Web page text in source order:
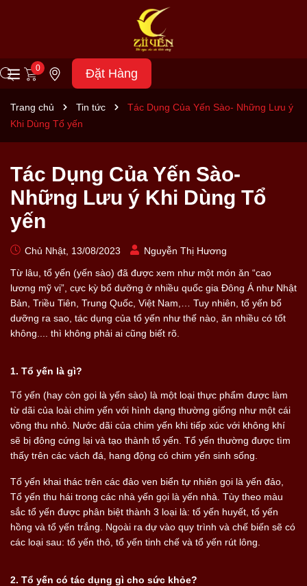
0 Đặt Hàng
Trang chủ Tin tức
Tác Dụng Của Yến Sào- Những Lưu ý
Khi Dùng Tổ yến
Tác Dụng Của Yến Sào-
Những Lưu ý Khi Dùng Tổ
yến
Chủ Nhật, 13/08/2023
Nguyễn Thị Hương
Từ lâu, tổ yến (yến sào) đã được xem như một món ăn “cao
lương mỹ vị”, cực kỳ bổ dưỡng ở nhiều quốc gia Đông Á như Nhật
Bản, Triều Tiên, Trung Quốc, Việt Nam,… Tuy nhiên, tổ yến bổ
dưỡng ra sao, tác dụng của tổ yến như thế nào, ăn nhiều có tốt
không.... thì không phải ai cũng biết rõ.
1. Tổ yến là gì?
Tổ yến (hay còn gọi là yến sào) là một loại thực phẩm được làm
từ dãi của loài chim yến với hình dạng thường giống như một cái
võng thu nhỏ. Nước dãi của chim yến khi tiếp xúc với không khí
sẽ bị đông cứng lại và tạo thành tổ yến. Tổ yến thường được tìm
thấy trên các vách đá, hang động có chim yến sinh sống.
Tổ yến khai thác trên các đảo ven biển tự nhiên gọi là yến đảo,
Tổ yến thu hái trong các nhà yến gọi là yến nhà. Tùy theo màu
sắc tổ yến được phân biệt thành 3 loại là: tổ yến huyết, tổ yến
hồng và tổ yến trắng. Ngoài ra dự vào quy trình và chế biến sẽ có
các loại sau: tổ yến thô, tổ yến tinh chế và tổ yến rút lông.
2. Tổ yến có tác dụng gì cho sức khỏe?